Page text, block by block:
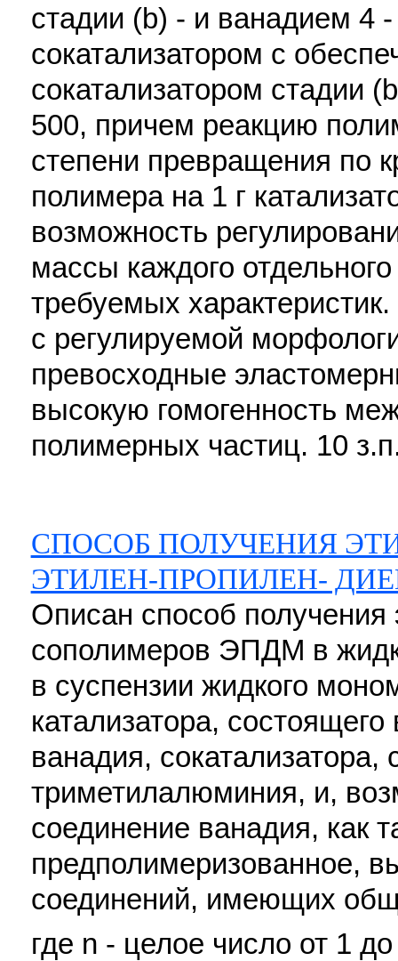
стадии (b) - и ванадием 4
сокатализатором с
сокатализатором стадии
500, причем реакцию
степени превращения по
полимера на 1 г
возможность
массы каждого
требуемых
с регулируемой
превосходные
высокую гомогенность
полимерных частиц. 10
СПОСОБ ПОЛУЧЕНИЯ
ЭТИЛЕН-ПРОПИЛЕН-
Описан способ
сополимеров ЭПДМ в
в суспензии жидкого
катализатора,
ванадия,
триметилалюминия, и,
соединение ванадия, как
предполимеризованное,
соединений, имеющих
где n - целое число от 1